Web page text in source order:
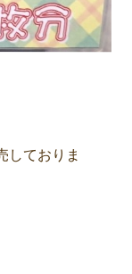
しておりま